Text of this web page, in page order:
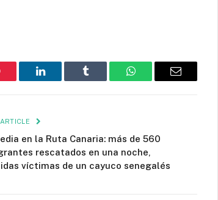
LinkedIn Tumblr WhatsAppEmail
en la Ruta Canaria: más de 560
rescatados en una noche,
víctimas de un cayuco senegalés